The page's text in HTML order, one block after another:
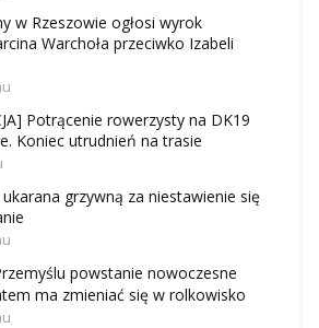
w Rzeszowie ogłosi wyrok
Warchoła przeciwko Izabeli
Potrącenie rowerzysty na DK19
Koniec utrudnień na trasie
ukarana grzywną za niestawienie się
powstanie nowoczesne
ma zmieniać się w rolkowisko